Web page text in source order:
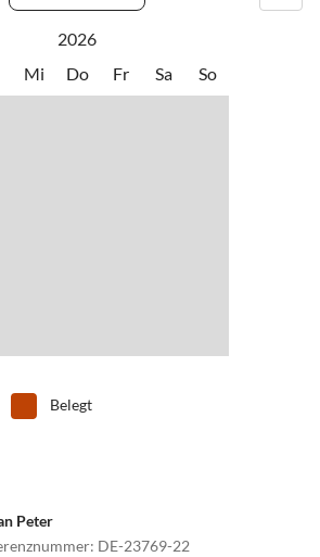
2026
Mi Do Fr Sa So
Belegt
Peter
: DE-23769-22